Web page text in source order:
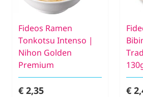
Fideos Ramen
Tonkotsu Intenso |
Nihon Golden
Premium
€ 2,35 €